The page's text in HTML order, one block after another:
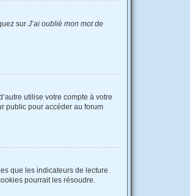
sur J’ai oublié mon mot de
utilise votre compte à votre
public pour accéder au forum
que les indicateurs de lecture
pourrait les résoudre.